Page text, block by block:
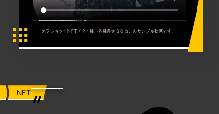
オフショットNFT（全４種、各種限定３０点）のサンプル動画です。
NFT